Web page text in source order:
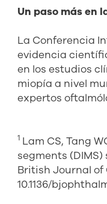
Un paso más en
La Conferencia
evidencia
en los estudios
miopía a nivel
expertos
1 Lam CS, Tang
segments
British Journal of
10.1136/